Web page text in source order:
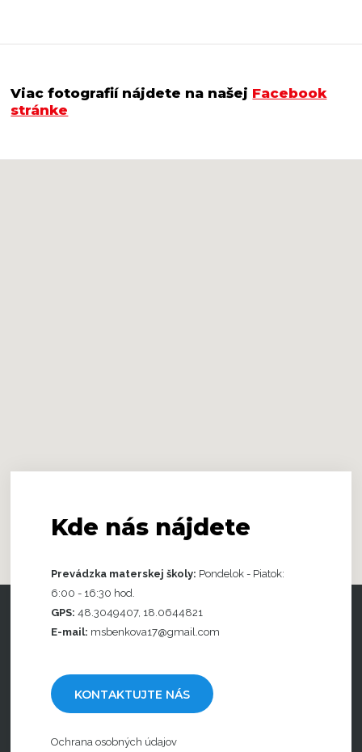
Viac fotografií nájdete na našej Facebook
stránke
Kde nás nájdete
Prevádzka materskej školy: Pondelok - Piatok:
6:00 - 16:30 hod.
GPS: 48.3049407, 18.0644821
E-mail: msbenkova17@gmail.com
KONTAKTUJTE NÁS
Ochrana osobných údajov